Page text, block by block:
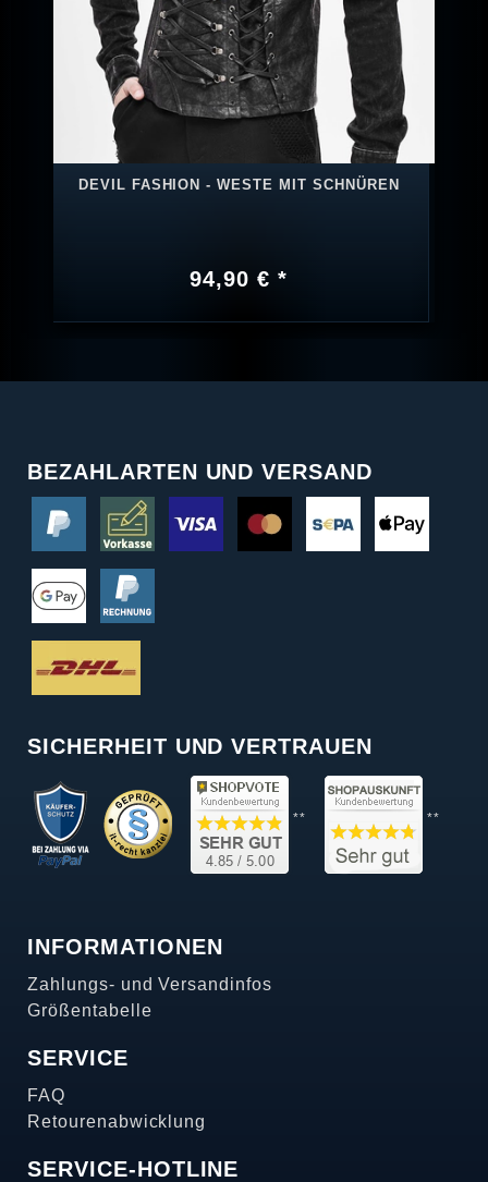
DEVIL FASHION - WESTE MIT SCHNÜREN
94,90 € *
BEZAHLARTEN UND VERSAND
SICHERHEIT UND VERTRAUEN
** **
INFORMATIONEN
Zahlungs- und Versandinfos
Größentabelle
SERVICE
FAQ
Retourenabwicklung
SERVICE-HOTLINE